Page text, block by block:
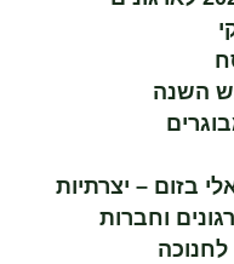
השנה
בזום – יצרתיות
וחברות
לחנוכה